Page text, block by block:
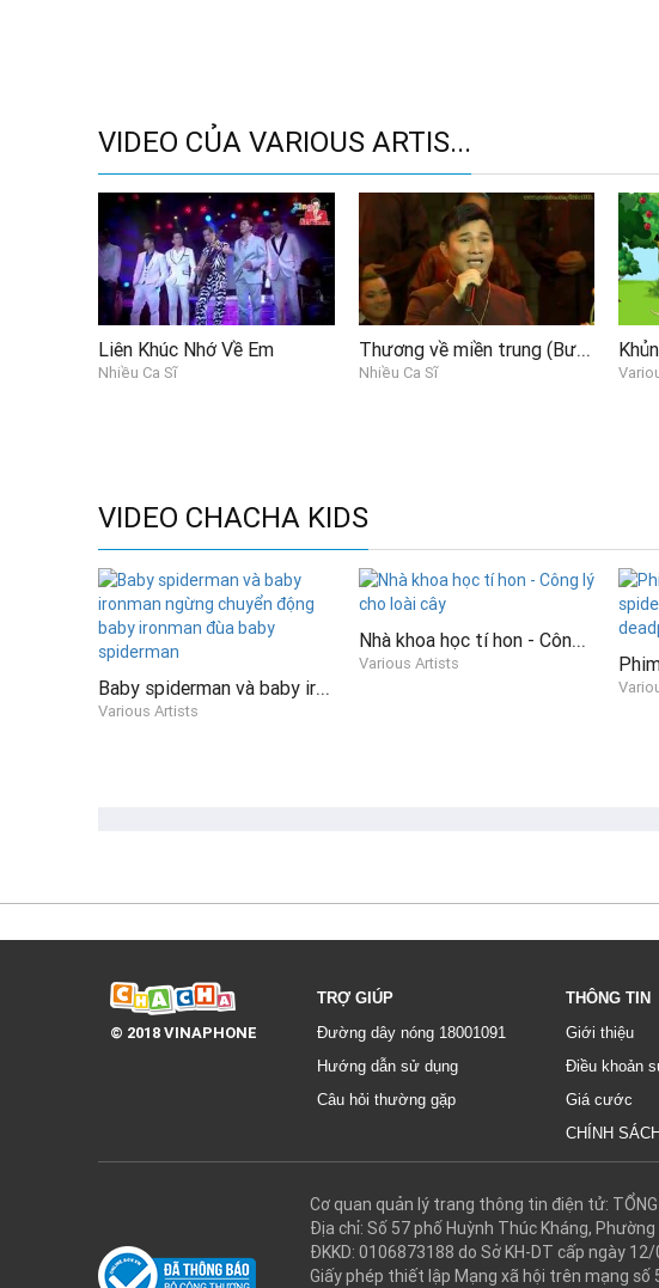
VIDEO CỦA VARIOUS ARTIS...
Liên Khúc Nhớ Về Em
Nhiều Ca Sĩ
Thương về miền trung (Bước chân miền Trung)
Nhiều Ca Sĩ
VIDEO CHACHA KIDS
Baby spiderman và baby ironman ngừng chuyển động baby ironman đùa baby spiderman
Various Artists
Nhà khoa học tí hon - Công lý cho loài cây
Various Artists
© 2018 VINAPHONE
TRỢ GIÚP
Đường dây nóng 18001091
Hướng dẫn sử dụng
Câu hỏi thường gặp
THÔNG TIN
Giới thiệu
Điều khoản
Giá cước
CHÍNH
Cơ quan quản lý trang thông tin điện tử: TỔNG
Địa chỉ: Số 57 phố Huỳnh Thúc Kháng,
ĐKKD: 0106873188 do Sở KH-DT cấp ngày
Giấy phép thiết lập Mạng xã hội trên mạng